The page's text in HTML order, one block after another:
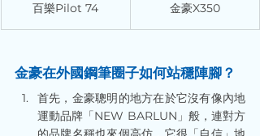
百樂Pilot 74 金豪X350
金豪在外國鋼筆圈子如何站穩陣腳？
首先，金豪聰明的地方在於它沒有像內地
運動品牌「NEW BARLUN」般，連對方